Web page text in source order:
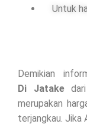
Untuk
Demikian
Di Jatakedari
merupakan
terjangkau. Jika